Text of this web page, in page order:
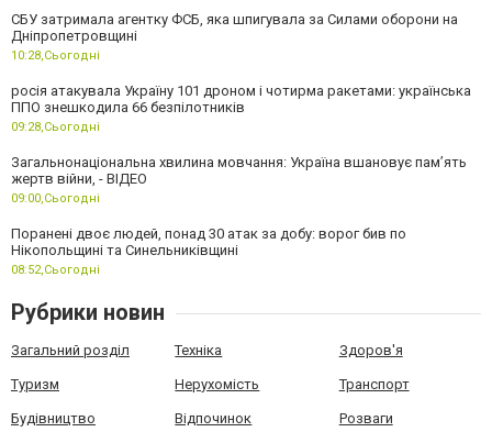
СБУ затримала агентку ФСБ, яка шпигувала за Силами оборони на
Дніпропетровщині
10:28,Сьогодні
росія атакувала Україну 101 дроном і чотирма ракетами: українська
ППО знешкодила 66 безпілотників
09:28,Сьогодні
Загальнонаціональна хвилина мовчання: Україна вшановує пам’ять
жертв війни, - ВІДЕО
09:00,Сьогодні
Поранені двоє людей, понад 30 атак за добу: ворог бив по
Нікопольщині та Синельниківщині
08:52,Сьогодні
Рубрики новин
Загальний розділ Техніка Здоров'я
Туризм Нерухомість Транспорт
Будівництво Відпочинок Розваги